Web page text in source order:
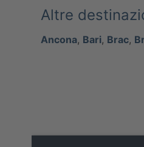
Altre
Ancona, Bari, Brac,